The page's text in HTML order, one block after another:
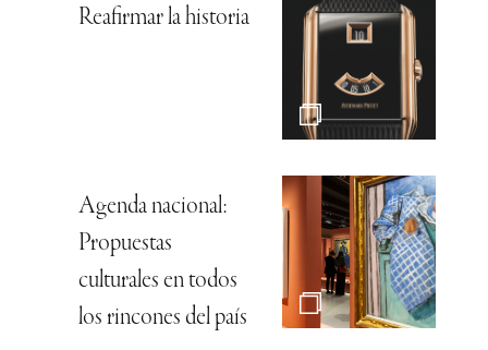
Reafirmar la historia
Agenda nacional:
Propuestas
culturales en todos
los rincones del país